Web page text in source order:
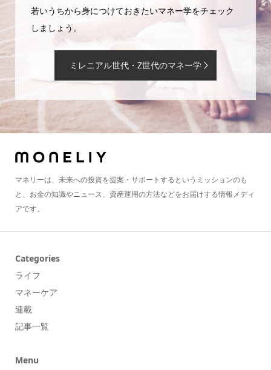
若いうちから身につけておきたいマネー学をチェック
しましょう。
ミレニアル世代・Z世代のマネー学
マネリーは、未来への投資を提案・サポートするというミッションのも
と、お金の知識やニュース、資産運用の方法などをお届けする情報メディ
アです。
Categories
ライフ
マネーケア
連載
記事一覧
Menu